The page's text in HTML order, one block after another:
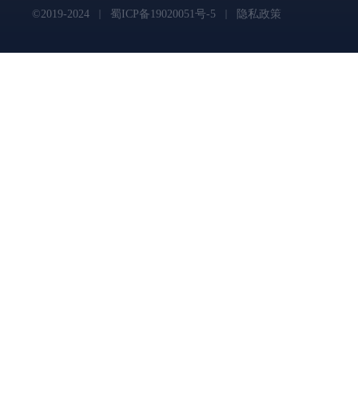
©2019-2024
蜀ICP备19020051号-5 隐私政策